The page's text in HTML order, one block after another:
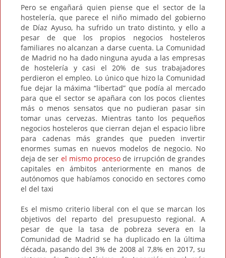
Pero se engañará quien piense que el sector de la
hostelería, que parece el niño mimado del gobierno
de Díaz Ayuso, ha sufrido un trato distinto, y ello a
pesar de que los propios negocios hosteleros
familiares no alcanzan a darse cuenta. La Comunidad
de Madrid no ha dado ninguna ayuda a las empresas
de hostelería y casi el 20% de sus trabajadores
perdieron el empleo. Lo único que hizo la Comunidad
fue dejar la máxima “libertad” que podía al mercado
para que el sector se apañara con los pocos clientes
más o menos sensatos que no pudieran pasar sin
tomar unas cervezas. Mientras tanto los pequeños
negocios hosteleros que cierran dejan el espacio libre
para cadenas más grandes que pueden invertir
enormes sumas en nuevos modelos de negocio. No
deja de ser el mismo proceso de irrupción de grandes
capitales en ámbitos anteriormente en manos de
autónomos que habíamos conocido en sectores como
el del taxi
Es el mismo criterio liberal con el que se marcan los
objetivos del reparto del presupuesto regional. A
pesar de que la tasa de pobreza severa en la
Comunidad de Madrid se ha duplicado en la última
década, pasando del 3% de 2008 al 7,8% en 2017, su